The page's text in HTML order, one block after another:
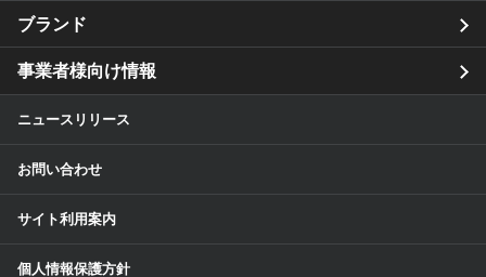
ブランド
事業者様向け情報
ニュースリリース
お問い合わせ
サイト利用案内
個人情報保護方針